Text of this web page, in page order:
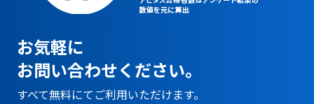
お気軽に
お問い合わせください。
すべて無料にてご利用いただけます。